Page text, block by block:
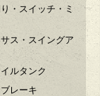
・スイッチ・ミ
ス・スイングア
ルタンク
レーキ